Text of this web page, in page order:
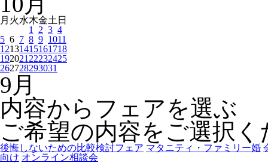
月 火水木金土 日
1
2 3 4
5 6 7 8 9 1011
12131415161718
192021 22232425
262728293031
9 月
内容からフェアを選ぶ
ご希望の内容をご選択く
後悔しないための比較検討フェア マタニティ・ファミリー婚
向け オンライン相談会